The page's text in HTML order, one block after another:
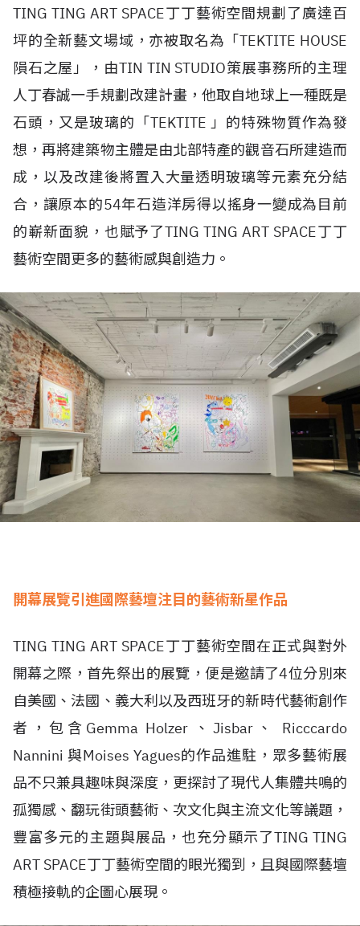
TING TING ART SPACE丁丁藝術空間規劃了廣達百
坪的全新藝文場域，亦被取名為「TEKTITE HOUSE
隕石之屋」，由TIN TIN STUDIO策展事務所的主理
人丁春誠一手規劃改建計畫，他取自地球上一種既是
石頭，又是玻璃的「TEKTITE 」的特殊物質作為發
想，再將建築物主體是由北部特產的觀音石所建造而
成，以及改建後將置入大量透明玻璃等元素充分結
合，讓原本的54年石造洋房得以搖身一變成為目前
的嶄新面貌，也賦予了TING TING ART SPACE丁丁
藝術空間更多的藝術感與創造力。
開幕展覽引進國際藝壇注目的藝術新星作品
TING TING ART SPACE丁丁藝術空間在正式與對外
開幕之際，首先祭出的展覽，便是邀請了4位分別來
自美國、法國、義大利以及西班牙的新時代藝術創作
者，包含Gemma Holzer 、Jisbar、 Ricccardo
Nannini 與Moises Yagues的作品進駐，眾多藝術展
品不只兼具趣味與深度，更探討了現代人集體共鳴的
孤獨感、翻玩街頭藝術、次文化與主流文化等議題，
豐富多元的主題與展品，也充分顯示了TING TING
ART SPACE丁丁藝術空間的眼光獨到，且與國際藝壇
積極接軌的企圖心展現。